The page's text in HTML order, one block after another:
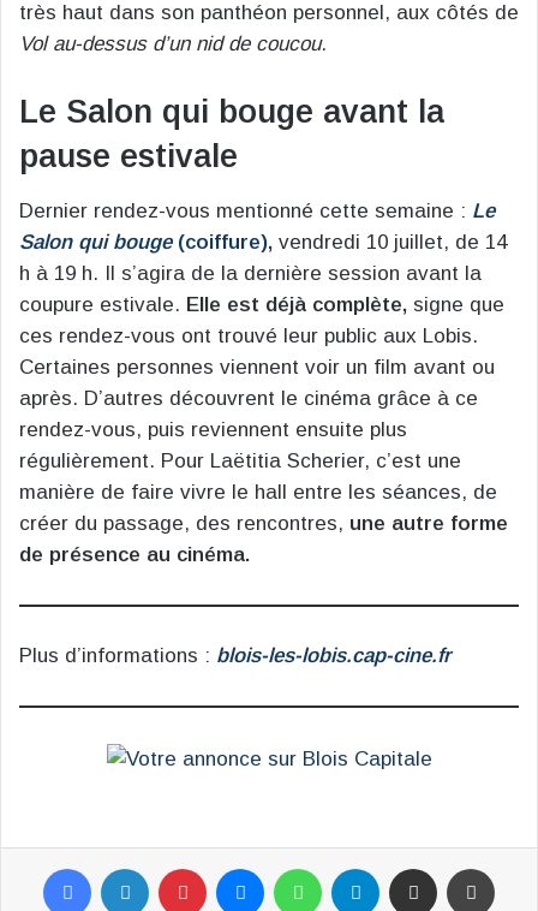
très haut dans son panthéon personnel, aux côtés de
Vol au-dessus d’un nid de coucou.
Le Salon qui bouge avant la
pause estivale
Dernier rendez-vous mentionné cette semaine : Le
Salon qui bouge(coiffure), vendredi 10 juillet, de 14
h à 19 h. Il s’agira de la dernière session avant la
coupure estivale. Elle est déjà complète, signe que
ces rendez-vous ont trouvé leur public aux Lobis.
Certaines personnes viennent voir un film avant ou
après. D’autres découvrent le cinéma grâce à ce
rendez-vous, puis reviennent ensuite plus
régulièrement. Pour Laëtitia Scherier, c’est une
manière de faire vivre le hall entre les séances, de
créer du passage, des rencontres, une autre forme
de présence au cinéma.
Plus d’informations : blois-les-lobis.cap-cine.fr
FacebookLinkedin PinterestMessengerWhatsAppTelegramPartager par email